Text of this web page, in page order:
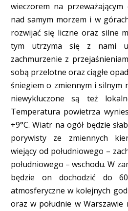
wieczorem na
nad samym morzem i w
rozwijać się liczne oraz silne
tym utrzyma się z nami
zachmurzenie z
sobą przelotne oraz ciągłe
śniegiem o zmiennym i silnym
niewykluczone są też
Temperatura powietrza
+9°C. Wiatr na ogół będzie
porywisty ze zmiennych
wiejący od południowego –
południowego – wschodu. W
będzie on dochodzić do
atmosferyczne w kolejnych
oraz w południe w